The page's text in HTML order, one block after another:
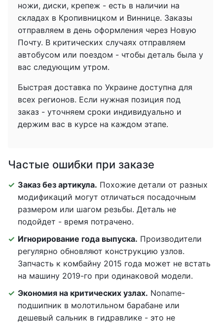
ножи, диски, крепеж - есть в наличии на
складах в Кропивницком и Виннице. Заказы
отправляем в день оформления через Новую
Почту. В критических случаях отправляем
автобусом или поездом - чтобы деталь была у
вас следующим утром.
Быстрая доставка по Украине доступна для
всех регионов. Если нужная позиция под
заказ - уточняем сроки индивидуально и
держим вас в курсе на каждом этапе.
Частые ошибки при заказе
Заказ без артикула. Похожие детали от разных
модификаций могут отличаться посадочным
размером или шагом резьбы. Деталь не
подойдет - время потрачено.
Игнорирование года выпуска. Производители
регулярно обновляют конструкцию узлов.
Запчасть к комбайну 2015 года может не встать
на машину 2019-го при одинаковой модели.
Экономия на критических узлах. Noname-
подшипник в молотильном барабане или
дешевый сальник в гидравлике - это не